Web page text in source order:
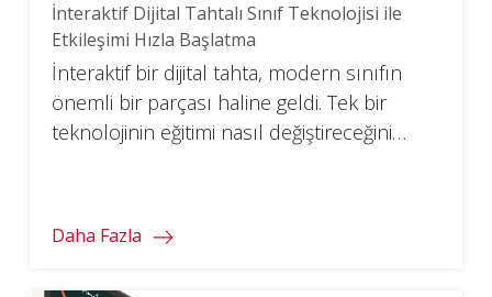
İnteraktif Dijital Tahtalı Sınıf Teknolojisi ile
Etkileşimi Hızla Başlatma
İnteraktif bir dijital tahta, modern sınıfın
önemli bir parçası haline geldi. Tek bir
teknolojinin eğitimi nasıl değiştireceğini
Daha Fazla